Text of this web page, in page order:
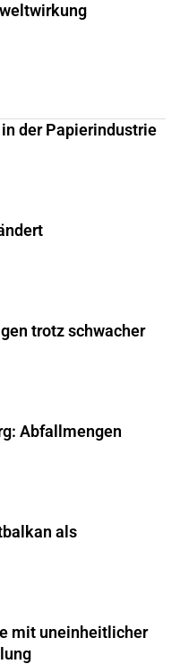
der Papierindustrie
trotz schwacher
Abfallmengen
als
mit uneinheitlicher